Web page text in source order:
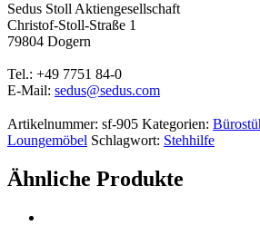
Sedus Stoll Aktiengesellschaft
Christof-Stoll-Straße 1
79804 Dogern
Tel.: +49 7751 84-0
E-Mail: sedus@sedus.com
Artikelnummer: sf-905 Kategorien:
Loungemöbel Schlagwort: Stehhilfe
Ähnliche Produkte